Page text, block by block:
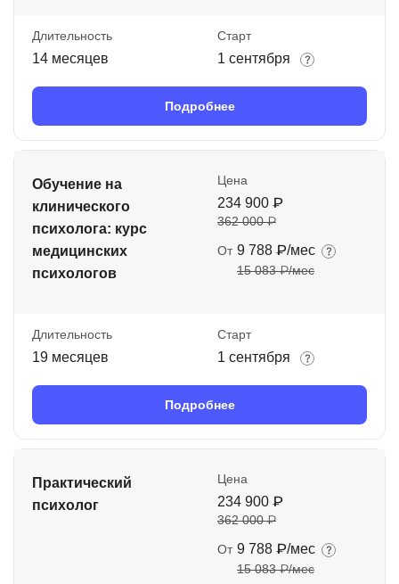
Длительность
14 месяцев
Старт
1 сентября
Подробнее
Обучение на
клинического
психолога: курс
медицинских
психологов
Цена
234 900 ₽
362 000 ₽
От 9 788 ₽/мес
15 083 ₽/мес
Длительность
19 месяцев
Старт
1 сентября
Подробнее
Практический
психолог
Цена
234 900 ₽
362 000 ₽
От 9 788 ₽/мес
15 083 ₽/мес